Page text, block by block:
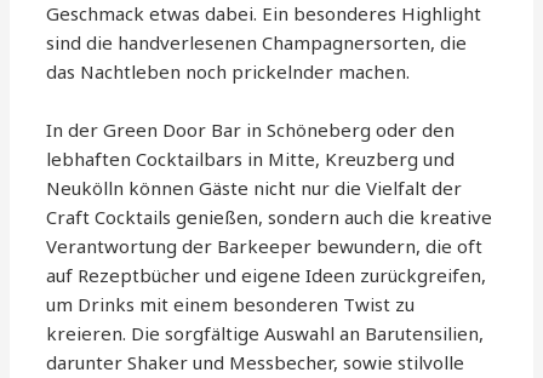
Geschmack etwas dabei. Ein besonderes Highlight
sind die handverlesenen Champagnersorten, die
das Nachtleben noch prickelnder machen.
In der Green Door Bar in Schöneberg oder den
lebhaften Cocktailbars in Mitte, Kreuzberg und
Neukölln können Gäste nicht nur die Vielfalt der
Craft Cocktails genießen, sondern auch die kreative
Verantwortung der Barkeeper bewundern, die oft
auf Rezeptbücher und eigene Ideen zurückgreifen,
um Drinks mit einem besonderen Twist zu
kreieren. Die sorgfältige Auswahl an Barutensilien,
darunter Shaker und Messbecher, sowie stilvolle